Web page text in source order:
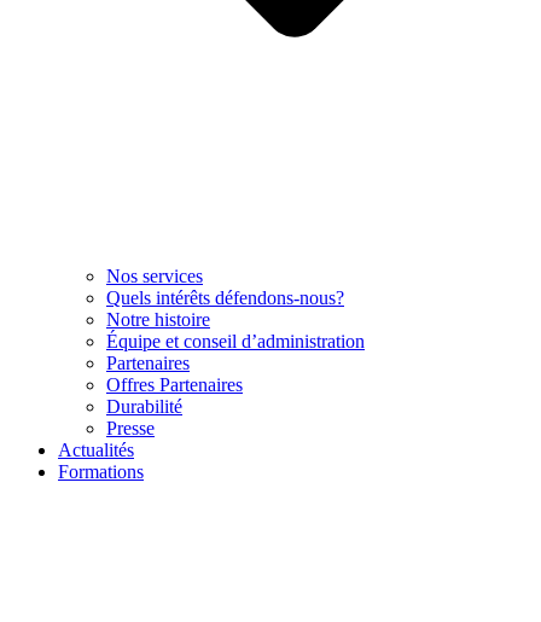
Nos services
Quels intérêts défendons-nous?
Notre histoire
Équipe et conseil d’administration
Partenaires
Offres Partenaires
Durabilité
Presse
Actualités
Formations